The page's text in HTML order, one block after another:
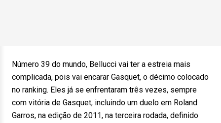
Número 39 do mundo, Bellucci vai ter a estreia mais
complicada, pois vai encarar Gasquet, o décimo colocado
no ranking. Eles já se enfrentaram três vezes, sempre
com vitória de Gasquet, incluindo um duelo em Roland
Garros, na edição de 2011, na terceira rodada, definido